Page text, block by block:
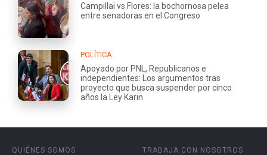
Campillai vs Flores: la bochornosa pelea
entre senadoras en el Congreso
POLÍTICA
Apoyado por PNL, Republicanos e
independientes: Los argumentos tras
proyecto que busca suspender por cinco
años la Ley Karin
QUIÉNES SOMOS
TRABAJA CON NOSOTROS